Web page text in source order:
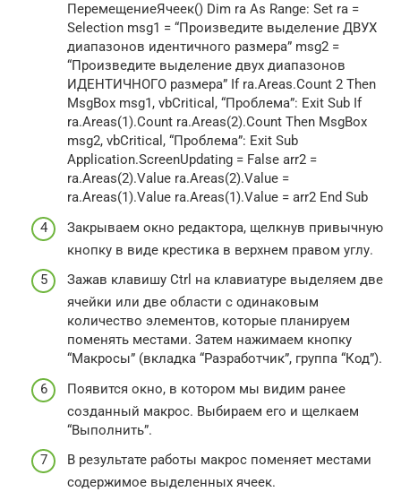
ПеремещениеЯчеек() Dim ra As Range: Set ra =
Selection msg1 = “Произведите выделение ДВУХ
диапазонов идентичного размера” msg2 =
“Произведите выделение двух диапазонов
ИДЕНТИЧНОГО размера” If ra.Areas.Count 2 Then
MsgBox msg1, vbCritical, “Проблема”: Exit Sub If
ra.Areas(1).Count ra.Areas(2).Count Then MsgBox
msg2, vbCritical, “Проблема”: Exit Sub
Application.ScreenUpdating = False arr2 =
ra.Areas(2).Value ra.Areas(2).Value =
ra.Areas(1).Value ra.Areas(1).Value = arr2 End Sub
Закрываем окно редактора, щелкнув привычную
кнопку в виде крестика в верхнем правом углу.
Зажав клавишу Ctrl на клавиатуре выделяем две
ячейки или две области с одинаковым
количество элементов, которые планируем
поменять местами. Затем нажимаем кнопку
“Макросы” (вкладка “Разработчик”, группа “Код”).
Появится окно, в котором мы видим ранее
созданный макрос. Выбираем его и щелкаем
“Выполнить”.
В результате работы макрос поменяет местами
содержимое выделенных ячеек.